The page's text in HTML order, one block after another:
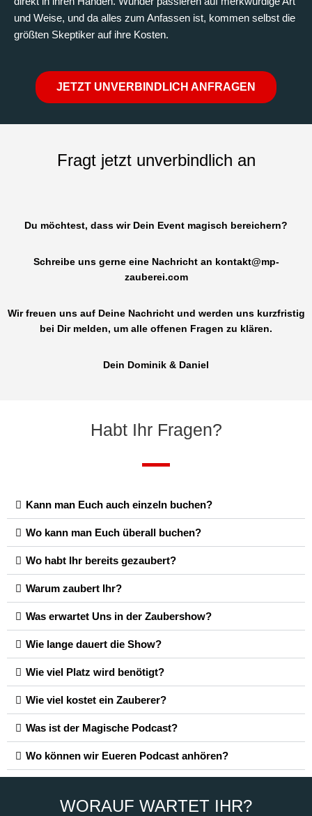
und Weise, und da alles zum Anfassen ist, kommen selbst die
größten Skeptiker auf ihre Kosten.
JETZT UNVERBINDLICH ANFRAGEN
Fragt jetzt unverbindlich an
Du möchtest, dass wir Dein Event magisch bereichern?
Schreibe uns gerne eine Nachricht an kontakt@mp-
zauberei.com
Wir freuen uns auf Deine Nachricht und werden uns kurzfristig
bei Dir melden, um alle offenen Fragen zu klären.
Dein Dominik & Daniel
Habt Ihr Fragen?
Kann man Euch auch einzeln buchen?
Wo kann man Euch überall buchen?
Wo habt Ihr bereits gezaubert?
Warum zaubert Ihr?
Was erwartet Uns in der Zaubershow?
Wie lange dauert die Show?
Wie viel Platz wird benötigt?
Wie viel kostet ein Zauberer?
Was ist der Magische Podcast?
Wo können wir Eueren Podcast anhören?
WORAUF WARTET IHR?​​